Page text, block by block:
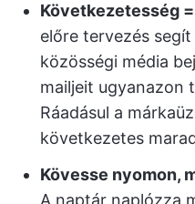
Következetesség
előre tervezés
közösségi média
mailjeit ugyanazon
Ráadásul a
következetes
Kövesse nyomon,
A naptár naplózza